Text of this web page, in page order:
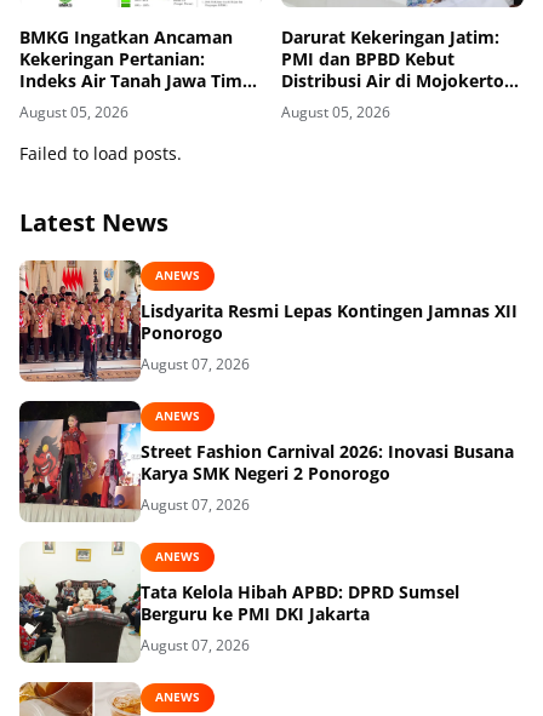
BMKG Ingatkan Ancaman
Kekeringan Pertanian:
Indeks Air Tanah Jawa Timur
Agustus 2026 Masuk
Kategori Kurang
August 05, 2026
Darurat Kekeringan Jatim:
PMI dan BPBD Kebut
Distribusi Air di Mojokerto-
Pasuruan
August 05, 2026
Failed to load posts.
Latest News
ANEWS
Lisdyarita Resmi Lepas Kontingen Jamnas XII
Ponorogo
August 07, 2026
ANEWS
Street Fashion Carnival 2026: Inovasi Busana
Karya SMK Negeri 2 Ponorogo
August 07, 2026
ANEWS
Tata Kelola Hibah APBD: DPRD Sumsel
Berguru ke PMI DKI Jakarta
August 07, 2026
ANEWS